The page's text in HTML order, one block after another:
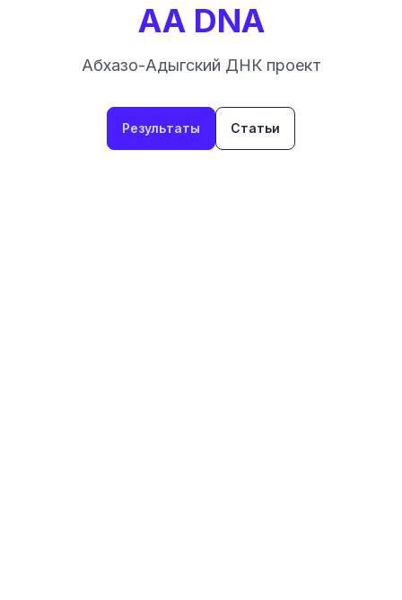
AA DNA
Абхазо-Адыгский ДНК проект
Результаты Статьи